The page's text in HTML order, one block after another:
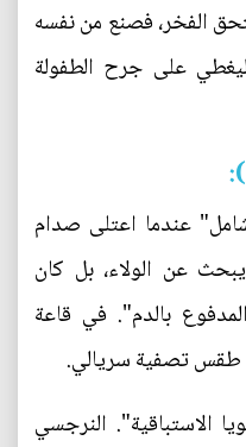
الفخر، فصنع من نفسه
ليغطي على جرح الطفولة
عندما اعتلى صدام
عن الولاء، بل كان
بالدم". في قاعة
طقس تصفية سريالي.
الاستباقية". النرجسي